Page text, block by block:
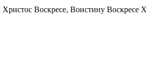
Воскресе, Воистину Воскресе